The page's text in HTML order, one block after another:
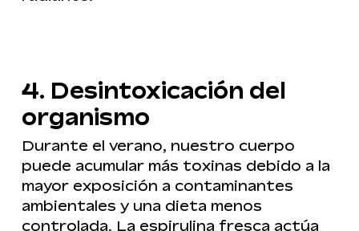
4. Desintoxicación del
organismo
Durante el verano, nuestro cuerpo
puede acumular más toxinas debido a la
mayor exposición a contaminantes
ambientales y una dieta menos
controlada. La espirulina fresca actúa